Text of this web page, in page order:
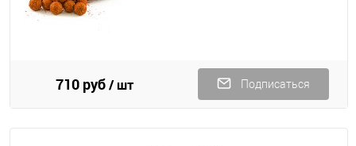
710 руб/ шт Подписаться